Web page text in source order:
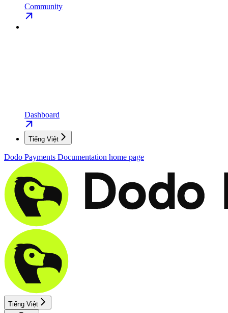
Community
Dashboard
Tiếng Việt
Dodo Payments Documentation home page
Tiếng Việt